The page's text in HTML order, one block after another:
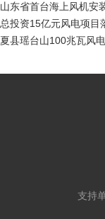
山东省首台海上风机安
总投资15亿元风电项目
夏县瑶台山100兆瓦风
支持